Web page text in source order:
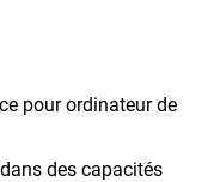
pour ordinateur de
des capacités